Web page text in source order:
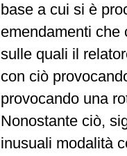
base a cui si è
emendamenti che
sulle quali il
con ciò
provocando una
Nonostante ciò,
inusuali modalità